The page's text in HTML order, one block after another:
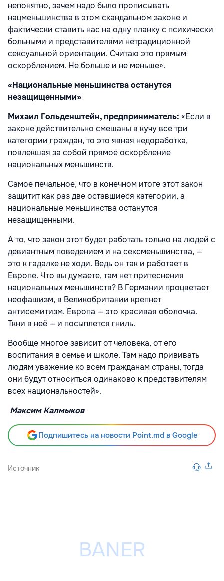
непонятно, зачем надо было прописывать
нацменьшинства в этом скандальном законе и
фактически ставить нас на одну планку с психически
больными и представителями нетрадиционной
сексуальной ориентации. Считаю это прямым
оскорблением. Не больше и не меньше».
«Национальные меньшинства останутся
незащищенными»
Михаил Гольденштейн, предприниматель: «Если в
законе действительно смешаны в кучу все три
категории граждан, то это явная недоработка,
повлекшая за собой прямое оскорбление
национальных меньшинств.
Самое печальное, что в конечном итоге этот закон
защитит как раз две оставшиеся категории, а
национальные меньшинства останутся
незащищенными.
А то, что закон этот будет работать только на людей с
девиантным поведением и на сексменьшинства, —
это к гадалке не ходи. Ведь он так и работает в
Европе. Что вы думаете, там нет притеснения
национальных меньшинств? В Германии процветает
неофашизм, в Великобритании крепнет
антисемитизм. Европа — это красивая оболочка.
Ткни в неё — и посыплется гниль.
Вообще многое зависит от человека, от его
воспитания в семье и школе. Там надо прививать
людям уважение ко всем гражданам страны, тогда
они будут относиться одинаково к представителям
всех национальностей».
Максим Калмыков
Подпишитесь на новости Point.md в Google
Источник